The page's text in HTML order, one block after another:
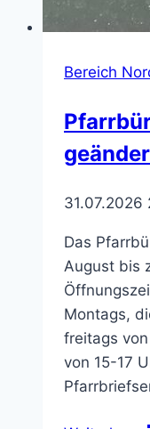
Bereich
31.07.2026
Das
August bis
Montags,
freitags
von 15-17